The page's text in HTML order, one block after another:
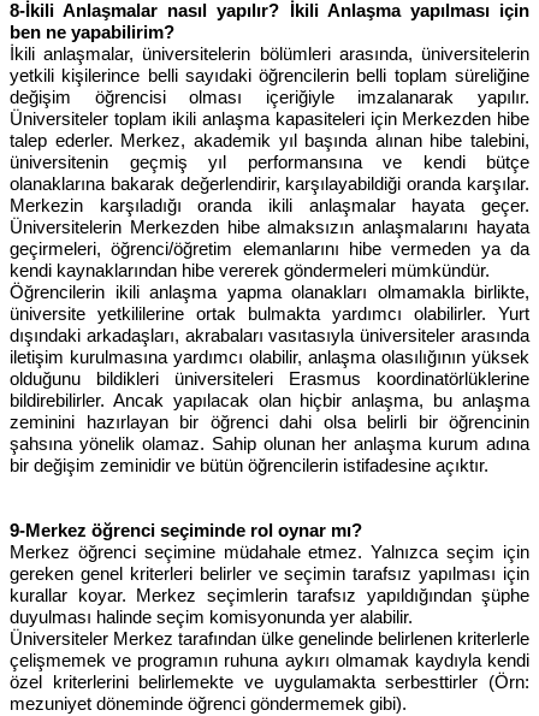
8-İkili Anlaşmalar nasıl yapılır? İkili Anlaşma yapılması için
ben ne yapabilirim?
İkili anlaşmalar, üniversitelerin bölümleri arasında, üniversitelerin
yetkili kişilerince belli sayıdaki öğrencilerin belli toplam süreliğine
değişim öğrencisi olması içeriğiyle imzalanarak yapılır.
Üniversiteler toplam ikili anlaşma kapasiteleri için Merkezden hibe
talep ederler. Merkez, akademik yıl başında alınan hibe talebini,
üniversitenin geçmiş yıl performansına ve kendi bütçe
olanaklarına bakarak değerlendirir, karşılayabildiği oranda karşılar.
Merkezin karşıladığı oranda ikili anlaşmalar hayata geçer.
Üniversitelerin Merkezden hibe almaksızın anlaşmalarını hayata
geçirmeleri, öğrenci/öğretim elemanlarını hibe vermeden ya da
kendi kaynaklarından hibe vererek göndermeleri mümkündür.
Öğrencilerin ikili anlaşma yapma olanakları olmamakla birlikte,
üniversite yetkililerine ortak bulmakta yardımcı olabilirler. Yurt
dışındaki arkadaşları, akrabaları vasıtasıyla üniversiteler arasında
iletişim kurulmasına yardımcı olabilir, anlaşma olasılığının yüksek
olduğunu bildikleri üniversiteleri Erasmus koordinatörlüklerine
bildirebilirler. Ancak yapılacak olan hiçbir anlaşma, bu anlaşma
zeminini hazırlayan bir öğrenci dahi olsa belirli bir öğrencinin
şahsına yönelik olamaz. Sahip olunan her anlaşma kurum adına
bir değişim zeminidir ve bütün öğrencilerin istifadesine açıktır.
9-Merkez öğrenci seçiminde rol oynar mı?
Merkez öğrenci seçimine müdahale etmez. Yalnızca seçim için
gereken genel kriterleri belirler ve seçimin tarafsız yapılması için
kurallar koyar. Merkez seçimlerin tarafsız yapıldığından şüphe
duyulması halinde seçim komisyonunda yer alabilir.
Üniversiteler Merkez tarafından ülke genelinde belirlenen kriterlerle
çelişmemek ve programın ruhuna aykırı olmamak kaydıyla kendi
özel kriterlerini belirlemekte ve uygulamakta serbesttirler (Örn:
mezuniyet döneminde öğrenci göndermemek gibi).